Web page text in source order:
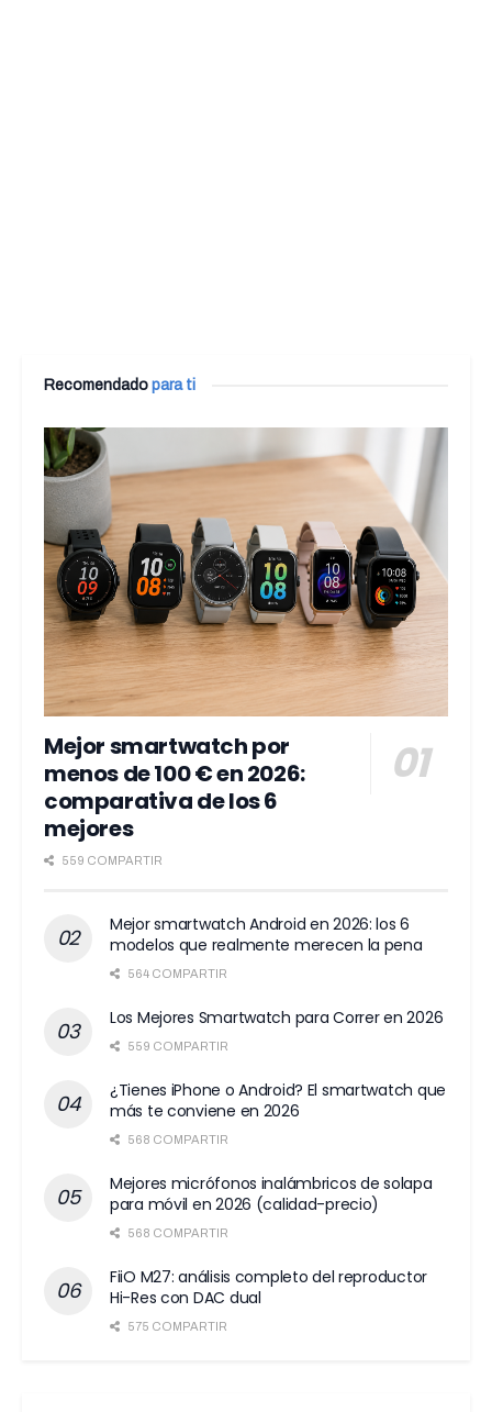
Recomendado para ti
Mejor smartwatch por
menos de 100 € en 2026:
comparativa de los 6
mejores
559 COMPARTIR
Mejor smartwatch Android en 2026: los 6
modelos que realmente merecen la pena
564 COMPARTIR
Los Mejores Smartwatch para Correr en 2026
559 COMPARTIR
¿Tienes iPhone o Android? El smartwatch que
más te conviene en 2026
568 COMPARTIR
Mejores micrófonos inalámbricos de solapa
para móvil en 2026 (calidad-precio)
568 COMPARTIR
FiiO M27: análisis completo del reproductor
Hi-Res con DAC dual
575 COMPARTIR